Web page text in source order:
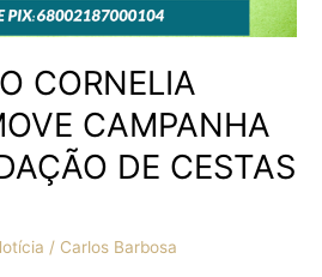
CORNELIA
CAMPANHA
DE CESTAS
/ Carlos Barbosa